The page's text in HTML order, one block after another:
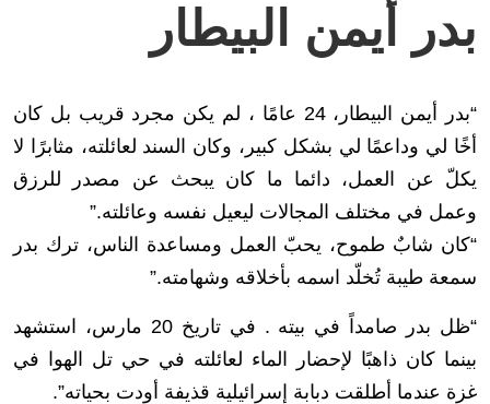
بدر أيمن البيطار
“بدر أيمن البيطار، 24 عامًا ، لم يكن مجرد قريب بل كان
أخًا لي وداعمًا لي بشكل كبير، وكان السند لعائلته، مثابرًا لا
يكلّ عن العمل، دائما ما كان يبحث عن مصدر للرزق
وعمل في مختلف المجالات ليعيل نفسه وعائلته.”
“كان شابٌ طموح، يحبّ العمل ومساعدة الناس، ترك بدر
سمعة طيبة تُخلّد اسمه بأخلاقه وشهامته.”
“ظل بدر صامداً في بيته . في تاريخ 20 مارس، استشهد
بينما كان ذاهبًا لإحضار الماء لعائلته في حي تل الهوا في
غزة عندما أطلقت دبابة إسرائيلية قذيفة أودت بحياته”.